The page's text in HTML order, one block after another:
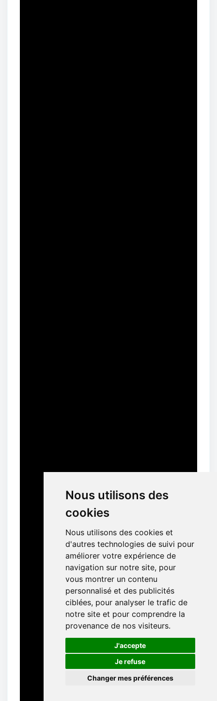
Nous utilisons des
cookies
Nous utilisons des cookies et
d'autres technologies de suivi pour
améliorer votre expérience de
navigation sur notre site, pour
vous montrer un contenu
personnalisé et des publicités
ciblées, pour analyser le trafic de
notre site et pour comprendre la
provenance de nos visiteurs.
J'accepte
Je refuse
Changer mes préférences
🍪